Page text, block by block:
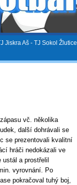
Jiskra Aš - TJ Sokol Žlutice
vč. několika
další dohrávali se
se prezentovali kvalitní
hráči nedokázali ve
a prostřelil
vyrovnání. Po
pokračoval tuhý boj,